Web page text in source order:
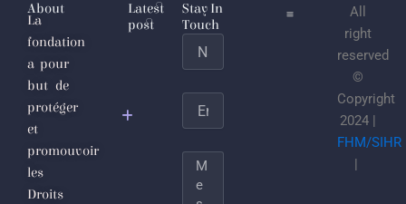
About
La
fondation
a pour
but de
protéger
et
promouvoir
les
Droits
Latest
post
L’Étaticule
joulanesque
ou les
sécrétions
totalitarisme
djihadiste
Stay In
Touch
Message
All
right
reserved
©
Copyright
2024 |
FHM/SIHR